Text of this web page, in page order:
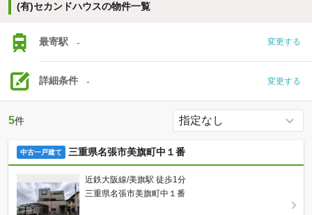
(有)セカンドハウスの物件一覧
最寄駅 - 変更する
詳細条件 - 変更する
5件
中古一戸建て 三重県名張市美旗町中１番
近鉄大阪線/美旗駅 徒歩1分
三重県名張市美旗町中１番